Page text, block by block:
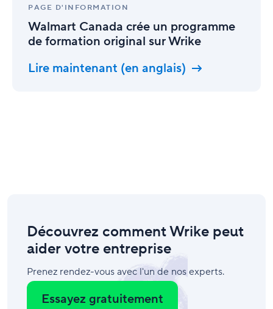
PAGE D'INFORMATION
Walmart Canada crée un programme
de formation original sur Wrike
Lire maintenant (en anglais)
Canada
crée
programme
formation
Découvrez comment Wrike peut
aider votre entreprise
Prenez rendez-vous avec l'un de nos experts.
Essayez gratuitement